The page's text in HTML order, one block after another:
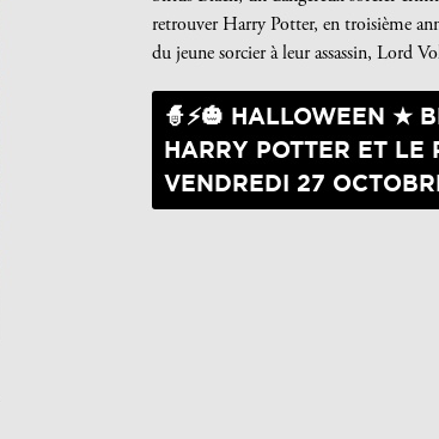
retrouver Harry Potter, en troisième
du jeune sorcier à leur assassin, Lord
🧙⚡🎃 HALLOWEEN ★
HARRY POTTER ET LE
VENDREDI 27